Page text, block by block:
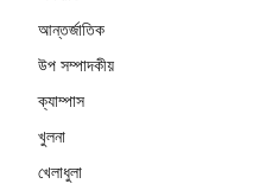
আন্তর্জাতিক
উপ সম্পাদকীয়
ক্যাম্পাস
খুলনা
খেলাধুলা